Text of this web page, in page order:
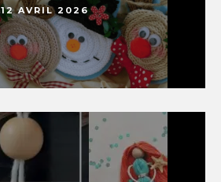
12 AVRIL 2026